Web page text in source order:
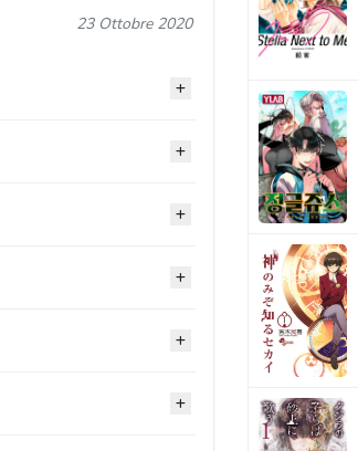
23 Ottobre 2020
23 Ottobre 2020
23 Ottobre 2020
23 Ottobre 2020
23 Ottobre 2020
23 Ottobre 2020
23 Ottobre 2020
23 Ottobre 2020
23 Ottobre 2020
23 Ottobre 2020